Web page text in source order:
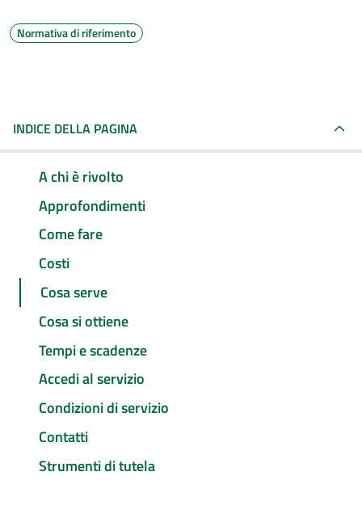
Normativa di riferimento
INDICE DELLA PAGINA
A chi è rivolto
Approfondimenti
Come fare
Costi
Cosa serve
Cosa si ottiene
Tempi e scadenze
Accedi al servizio
Condizioni di servizio
Contatti
Strumenti di tutela